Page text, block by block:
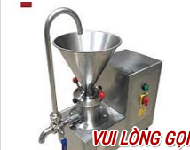
VUI LÒNG GỌI